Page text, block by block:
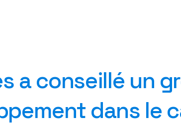
a conseillé un
dans le